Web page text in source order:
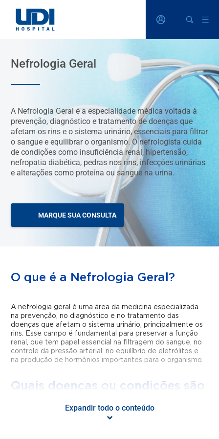
Nefrologia Geral
A Nefrologia Geral é a especialidade médica voltada à
prevenção, diagnóstico e tratamento de doenças que
afetam os rins e o sistema urinário, essenciais para filtrar
o sangue e equilibrar o organismo. O nefrologista cuida
de condições como insuficiência renal, hipertensão,
nefropatia diabética, pedras nos rins, infecções urinárias
e alterações como proteína ou sangue na urina.
MARQUE SUA CONSULTA
O que é a Nefrologia Geral?
A nefrologia geral é uma área da medicina especializada
na prevenção, no diagnóstico e no tratamento das
doenças que afetam o sistema urinário, principalmente os
rins. Esse campo é fundamental para preservar a função
renal, que tem papel essencial na filtragem do sangue, no
controle da pressão arterial, no equilíbrio de eletrólitos e
na produção de hormônios importantes para o organismo.
Quais doenças ou condições são
Expandir todo o conteúdo